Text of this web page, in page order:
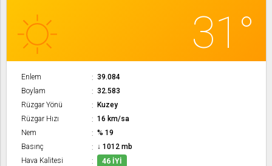
31°
Enlem
39.084
Boylam
32.583
Rüzgar Yönü
Kuzey
Rüzgar Hızı
16 km/sa
Nem
% 19
Basınç
↓ 1012 mb
Hava Kalitesi
46 İYI